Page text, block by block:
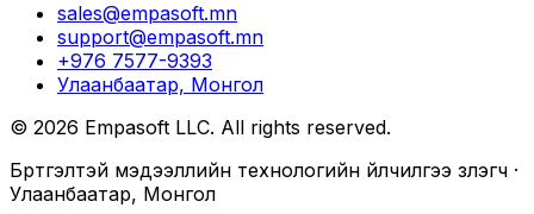
sales@empasoft.mn
support@empasoft.mn
+976 7577-9393
Улаанбаатар, Монгол
© 2026 Empasoft LLC. All rights reserved.
Бүртгэлтэй мэдээллийн технологийн үйлчилгээ үзүүлэгч ·
Улаанбаатар, Монгол